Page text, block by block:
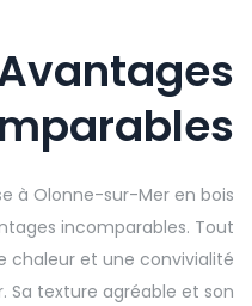
à Olonne-sur-Mer en bois
incomparables. Tout
chaleur et une convivialité
Sa texture agréable et son